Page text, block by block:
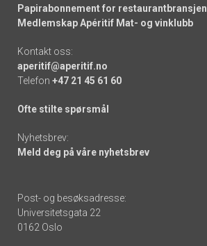
Papirabonnement for restaurantbransjen
Medlemskap Apéritif Mat- og vinklubb
Kontakt oss:
aperitif@aperitif.no
Telefon +47 21 45 61 60
Ofte stilte spørsmål
Nyhetsbrev:
Meld deg på våre nyhetsbrev
Post- og besøksadresse:
Universitetsgata 22
0162 Oslo